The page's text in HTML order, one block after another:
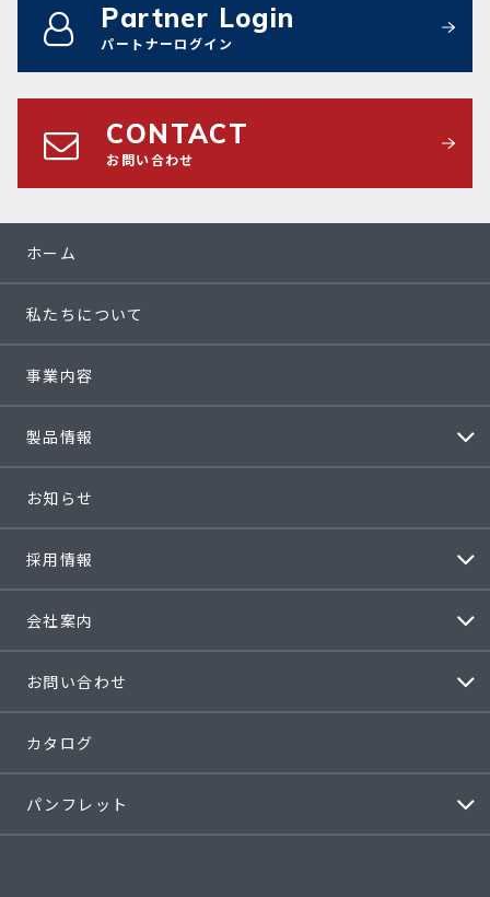
Partner Login
パートナーログイン
CONTACT
お問い合わせ
ホーム
私たちについて
事業内容
製品情報
お知らせ
採用情報
会社案内
お問い合わせ
カタログ
パンフレット